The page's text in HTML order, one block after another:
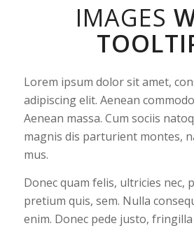
IMAGES
Lorem ipsum dolor sit amet,
adipiscing elit. Aenean
Aenean massa. Cum sociis
magnis dis parturient montes,
mus.
Donec quam felis, ultricies nec,
pretium quis, sem. Nulla
enim. Donec pede justo,